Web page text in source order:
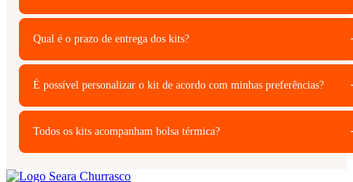
Qual é o prazo de entrega dos kits?
É possível personalizar o kit de acordo com minhas preferências?
Todos os kits acompanham bolsa térmica?